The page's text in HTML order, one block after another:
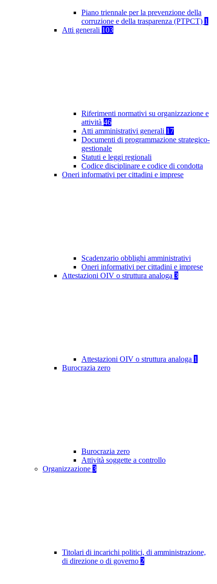
Piano triennale per la prevenzione della
corruzione e della trasparenza (PTPCT) 1
Atti generali 103
Riferimenti normativi su organizzazione e
attività 46
Atti amministrativi generali 17
Documenti di programmazione strategico-
gestionale
Statuti e leggi regionali
Codice disciplinare e codice di condotta
Oneri informativi per cittadini e imprese
Scadenzario obblighi amministrativi
Oneri informativi per cittadini e imprese
Attestazioni OIV o struttura analoga 3
Attestazioni OIV o struttura analoga 1
Burocrazia zero
Burocrazia zero
Attività soggette a controllo
Organizzazione 3
Titolari di incarichi politici, di amministrazione,
di direzione o di governo 2